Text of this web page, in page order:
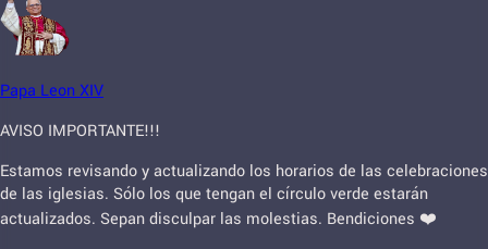
Papa Leon XIV
AVISO IMPORTANTE!!!
Estamos revisando y actualizando los horarios de las celebraciones
de las iglesias. Sólo los que tengan el círculo verde estarán
actualizados. Sepan disculpar las molestias. Bendiciones ❤️